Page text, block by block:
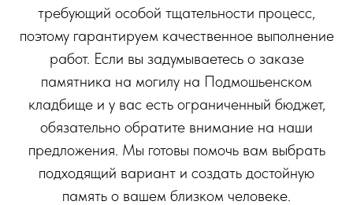
требующий особой тщательности процесс,
поэтому гарантируем качественное выполнение
работ. Если вы задумываетесь о заказе
памятника на могилу на Подмошьенском
кладбище и у вас есть ограниченный бюджет,
обязательно обратите внимание на наши
предложения. Мы готовы помочь вам выбрать
подходящий вариант и создать достойную
память о вашем близком человеке.